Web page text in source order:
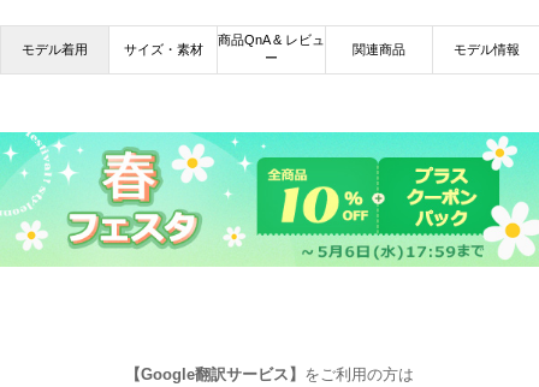
モデル着用 サイズ・素材
商品QnA & レビュ
ー
関連商品 モデル情報
【Google翻訳サービス】 をご利用の方は